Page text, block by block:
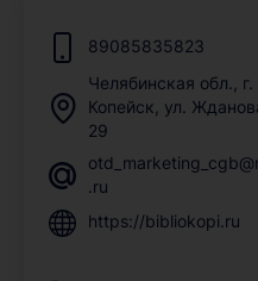
89085835823
Челябинская обл., г.
Копейск, ул.
29
.ru
https://bibliokopi.ru